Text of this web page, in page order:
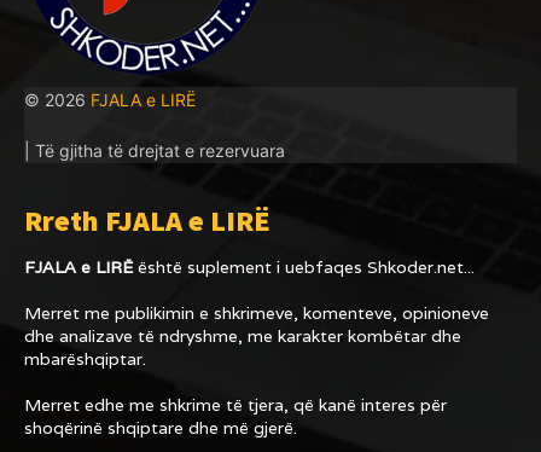
© 2026 FJALA e LIRË
| Të gjitha të drejtat e rezervuara
Rreth FJALA e LIRË
FJALA e LIRËështë suplement i uebfaqes Shkoder.net...
Merret me publikimin e shkrimeve, komenteve, opinioneve
dhe analizave të ndryshme, me karakter kombëtar dhe
mbarëshqiptar.
Merret edhe me shkrime të tjera, që kanë interes për
shoqërinë shqiptare dhe më gjerë.